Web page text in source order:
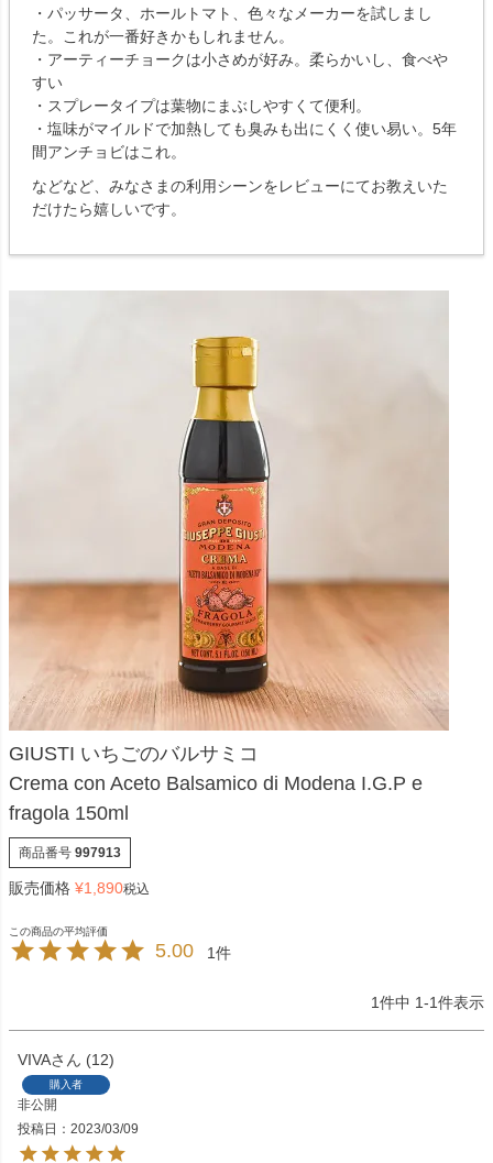
・パッサータ、ホールトマト、色々なメーカーを試しまし
た。これが一番好きかもしれません。
・アーティーチョークは小さめが好み。柔らかいし、食べや
すい
・スプレータイプは葉物にまぶしやすくて便利。
・塩味がマイルドで加熱しても臭みも出にくく使い易い。5年
間アンチョビはこれ。
などなど、みなさまの利用シーンをレビューにてお教えいた
だけたら嬉しいです。
GIUSTI いちごのバルサミコ
Crema con Aceto Balsamico di Modena I.G.P e
fragola 150ml
商品番号 997913
販売価格 ¥1,890税込
5.00 1
1件中 1-1件表示
VIVA 12
購入者
非公開
投稿日
2023/03/09